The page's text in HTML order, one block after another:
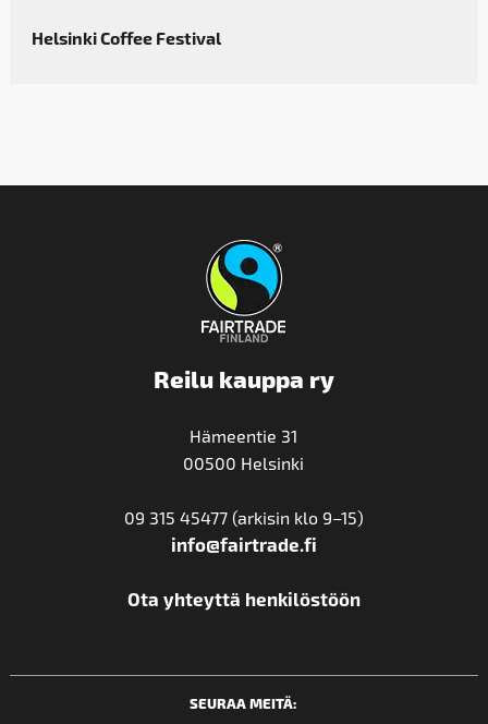
Helsinki Coffee Festival
Reilu kauppa ry
Hämeentie 31
00500 Helsinki
09 315 45477 (arkisin klo 9–15)
info@fairtrade.fi
Ota yhteyttä henkilöstöön
SEURAA MEITÄ: